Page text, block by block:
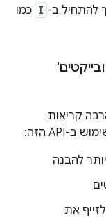
I כמו
קריאות
להבנה
את